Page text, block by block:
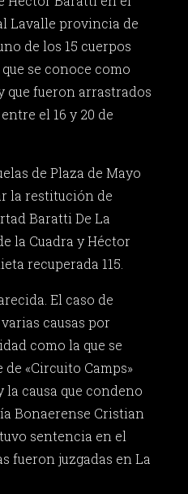
Lavalle provincia de
de los 15 cuerpos
se conoce como
que fueron arrastrados
el 16 y 20 de
de Plaza de Mayo
la restitución de
Baratti De La
la Cuadra y Héctor
recuperada 115.
El caso de
causas por
como la que se
«Circuito Camps»
la causa que condeno
Bonaerense Cristian
sentencia en el
fueron juzgadas en La